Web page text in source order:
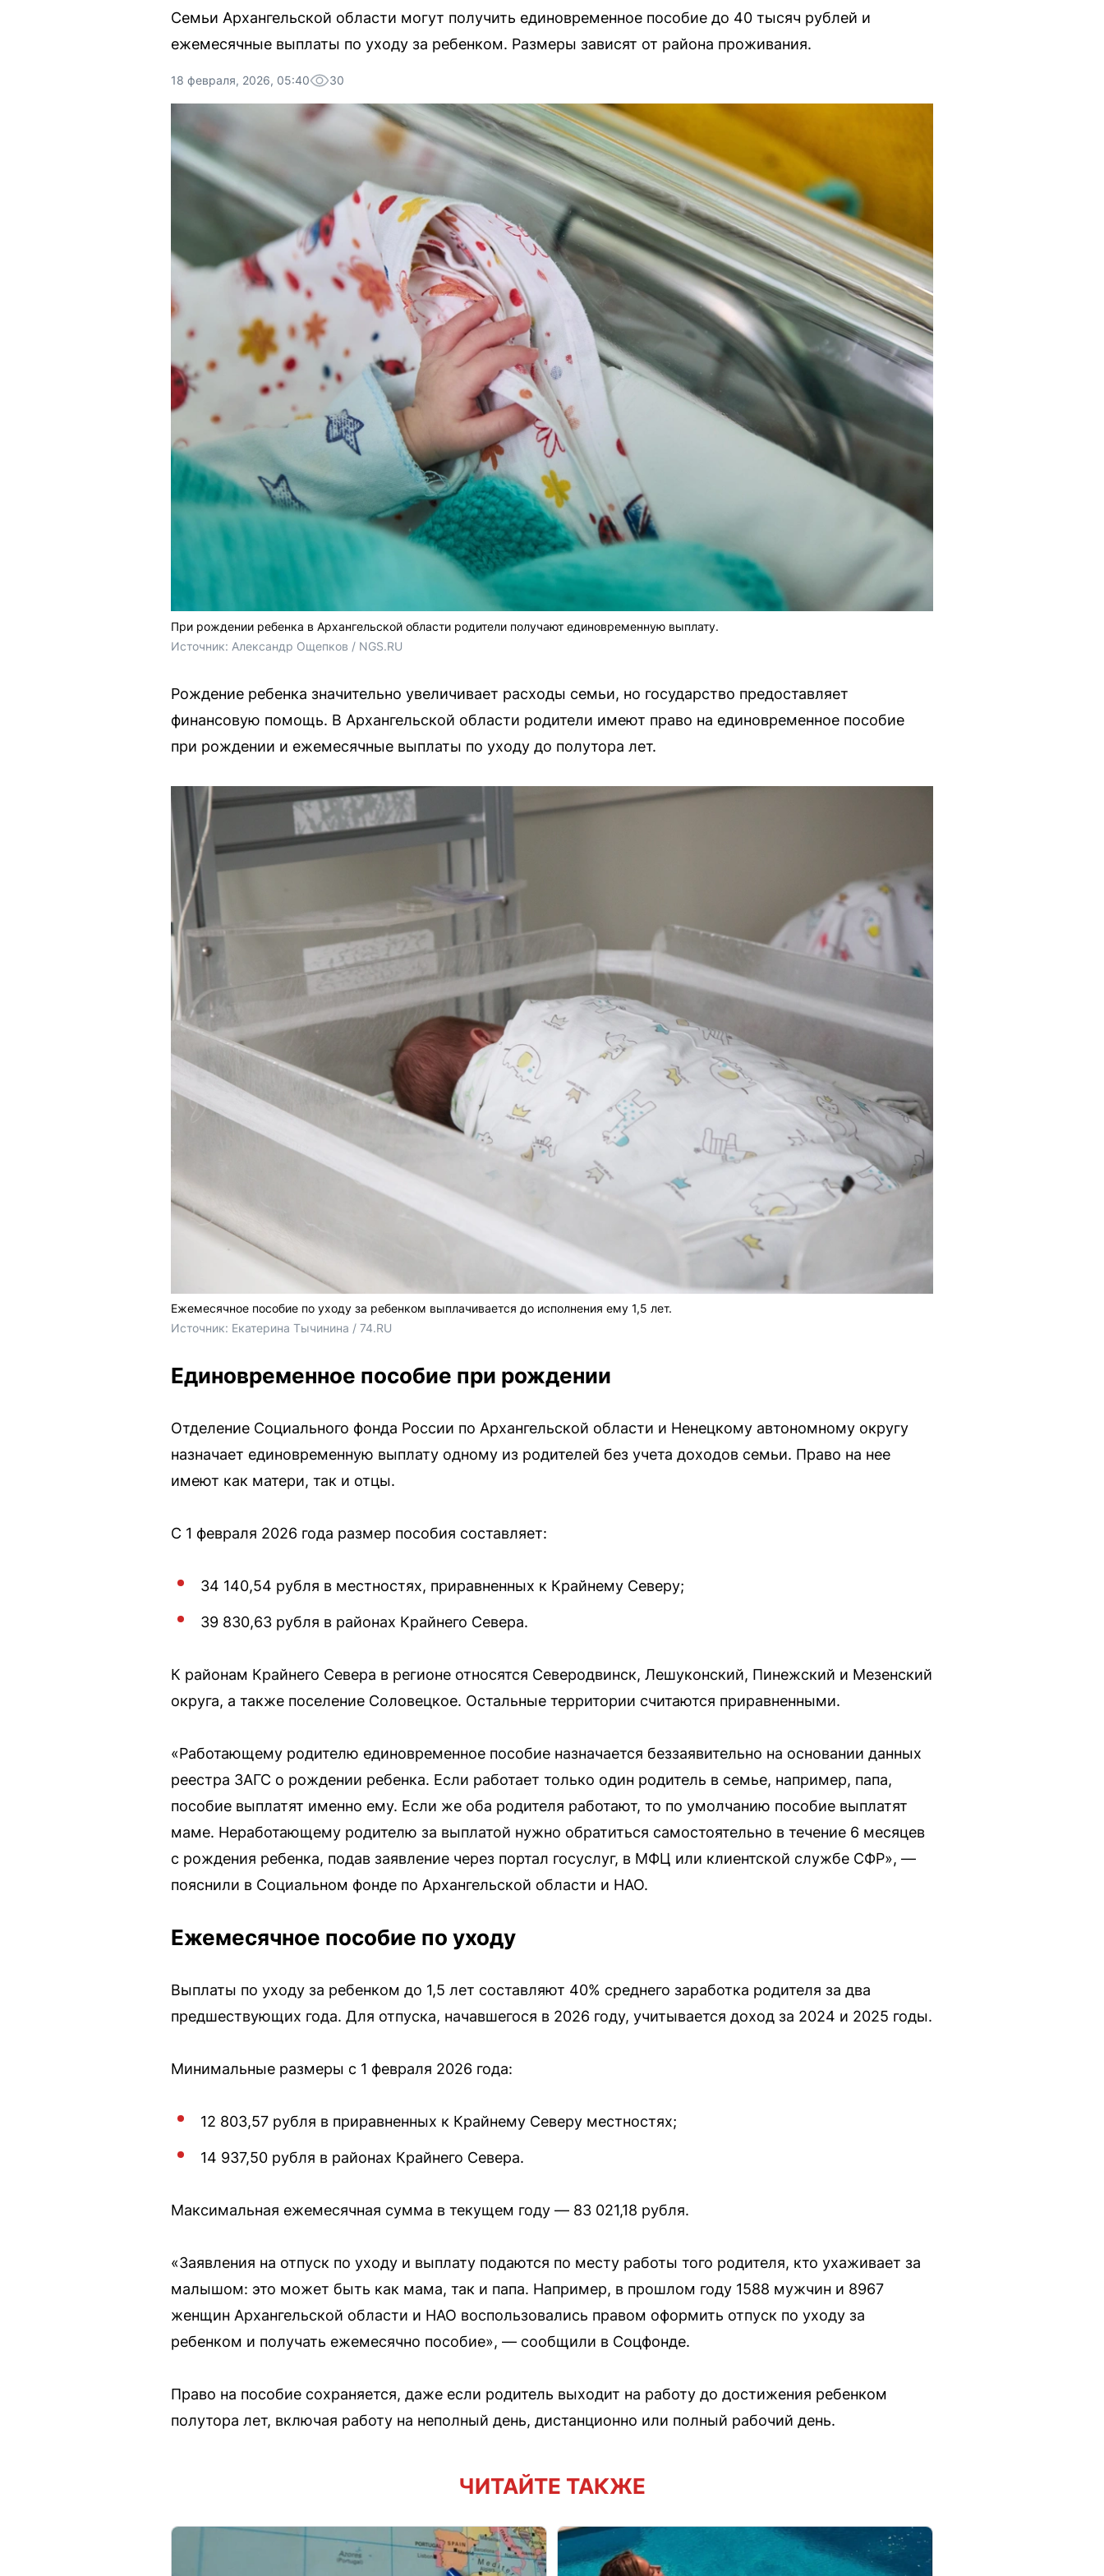
Семьи Архангельской области могут получить единовременное пособие до 40 тысяч рублей и
ежемесячные выплаты по уходу за ребенком. Размеры зависят от района проживания.
18 февраля, 2026, 05:40 30
При рождении ребенка в Архангельской области родители получают единовременную выплату.
Источник: Александр Ощепков / NGS.RU
Рождение ребенка значительно увеличивает расходы семьи, но государство предоставляет
финансовую помощь. В Архангельской области родители имеют право на единовременное пособие
при рождении и ежемесячные выплаты по уходу до полутора лет.
Ежемесячное пособие по уходу за ребенком выплачивается до исполнения ему 1,5 лет.
Источник: Екатерина Тычинина / 74.RU
Единовременное пособие при рождении
Отделение Социального фонда России по Архангельской области и Ненецкому автономному округу
назначает единовременную выплату одному из родителей без учета доходов семьи. Право на нее
имеют как матери, так и отцы.
С 1 февраля 2026 года размер пособия составляет:
34 140,54 рубля в местностях, приравненных к Крайнему Северу;
39 830,63 рубля в районах Крайнего Севера.
К районам Крайнего Севера в регионе относятся Северодвинск, Лешуконский, Пинежский и Мезенский
округа, а также поселение Соловецкое. Остальные территории считаются приравненными.
«Работающему родителю единовременное пособие назначается беззаявительно на основании данных
реестра ЗАГС о рождении ребенка. Если работает только один родитель в семье, например, папа,
пособие выплатят именно ему. Если же оба родителя работают, то по умолчанию пособие выплатят
маме. Неработающему родителю за выплатой нужно обратиться самостоятельно в течение 6 месяцев
с рождения ребенка, подав заявление через портал госуслуг, в МФЦ или клиентской службе СФР», —
пояснили в Социальном фонде по Архангельской области и НАО.
Ежемесячное пособие по уходу
Выплаты по уходу за ребенком до 1,5 лет составляют 40% среднего заработка родителя за два
предшествующих года. Для отпуска, начавшегося в 2026 году, учитывается доход за 2024 и 2025 годы.
Минимальные размеры с 1 февраля 2026 года:
12 803,57 рубля в приравненных к Крайнему Северу местностях;
14 937,50 рубля в районах Крайнего Севера.
Максимальная ежемесячная сумма в текущем году — 83 021,18 рубля.
«Заявления на отпуск по уходу и выплату подаются по месту работы того родителя, кто ухаживает за
малышом: это может быть как мама, так и папа. Например, в прошлом году 1588 мужчин и 8967
женщин Архангельской области и НАО воспользовались правом оформить отпуск по уходу за
ребенком и получать ежемесячно пособие», — сообщили в Соцфонде.
Право на пособие сохраняется, даже если родитель выходит на работу до достижения ребенком
полутора лет, включая работу на неполный день, дистанционно или полный рабочий день.
ЧИТАЙТЕ ТАКЖЕ